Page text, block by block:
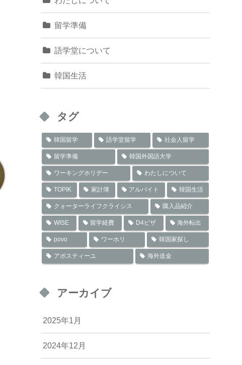
留学準備
語学堂について
韓国生活
タグ
韓国留学 語学堂留学 社会人留学
留学準備 韓国外国語大学
ワーキングホリデー わたしについて
TOPIK 家計簿 アルバイト 韓国生活
クォーターライフクライシス 購入品紹介
WISE 留学経費 D4ビザ 海外転出
povo ワーホリ 韓国家探し
アポスティーユ 海外送金
アーカイブ
2025年1月
2024年12月